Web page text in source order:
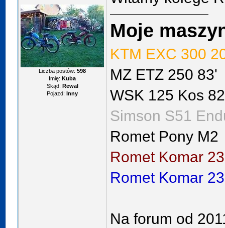
Liczba postów:598
Imię: Kuba
Skąd: Rewal
Pojazd: Inny
Moje
KTM EXC 300
MZ ETZ 250 83'
WSK 125 Kos
Simson S51
Romet Pony M2
Romet Komar
Romet Komar
Na forum od